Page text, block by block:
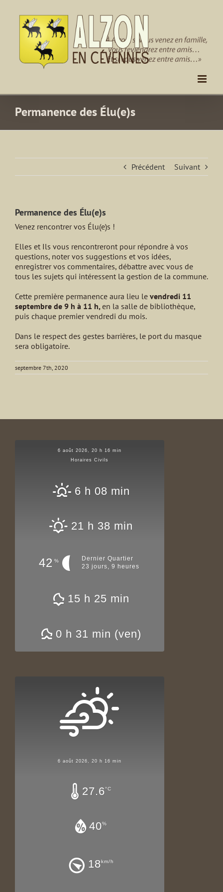
contenu
Permanence des Élu(e)s
Précédent Suivant
Permanence des Élu(e)s
Venez rencontrer vos Élu(e)s !
Elles et Ils vous rencontreront pour répondre à vos
questions, noter vos suggestions et vos idées,
enregistrer vos commentaires, débattre avec vous de
tous les sujets qui intéressent la gestion de la commune.
Cette première permanence aura lieu le vendredi 11
septembre de 9 h à 11 h, en la salle de bibliothèque,
puis chaque premier vendredi du mois.
Dans le respect des gestes barrières, le port du masque
sera obligatoire.
septembre 7th, 2020
6 août 2026, 20 h 16 min
Horaires Civils
6 h 08 min
21 h 38 min
42 %
Dernier Quartier
23 jours, 9 heures
15 h 25 min
0 h 31 min (ven)
6 août 2026, 20 h 16 min
27.6°C
40%
18km/h